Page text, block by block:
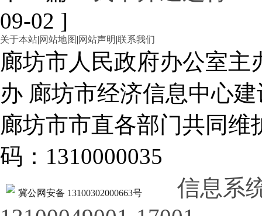
09-02 ]
关于本站|网站地图 |网站声明|联系我们
廊坊市人民政府办公室
办 廊坊市经济信息中心建
廊坊市市直各部门共同
码：1310000035
冀公网安备 13100302000663号
信息系